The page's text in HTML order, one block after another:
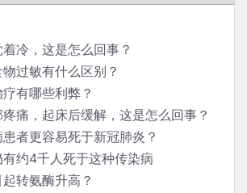
冷，这是怎么回事？
过敏有什么区别？
有哪些利弊？
痛，起床后缓解，这是怎么回事？
者更容易死于新冠肺炎？
约4千人死于这种传染病
转氨酶升高？